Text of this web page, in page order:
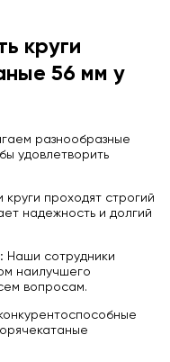
круги
56 мм у
разнообразные
удовлетворить
круги проходят строгий
надежность и долгий
Наши сотрудники
наилучшего
вопросам.